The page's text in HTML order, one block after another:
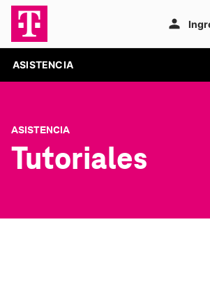
ASISTENCIA
ASISTENCIA
Tutoriales